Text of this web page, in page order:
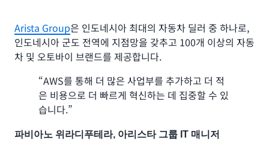
은 물론 사용자에게 더 많은 기능을 제공할 수 있
게 되었습니다. 고객을 위해 데이터를 신속하게
처리하려면 AWS가 필요합니다. Amazon EC2
덕분에 응답 시간이 확실히 개선되었습니다.”
파스칼 뷰크너, IATA IT 서비스 디렉터 겸 CIO
사례 보기 »
너지 옵션을 공급하는 오스트레일리아의 주요 에너지 공급업
체입니다.
“Origin Energy는 고객에게 더 나은 서비스를
제공할 수 있는 향상된 유연성과 민첩성을 제공
하기 위해 클라우드로 전환하고 있습니다. 이 과
정에서 맞닥뜨린 문제는 구형 레거시 Windows
션입니다. 이러한 애플리케이션의 전략적 특성과
“우리는 데이터세트 수를 늘리고 싶고, 운영 측
면보다는 사용자 경험 개선에 초점을 맞추고 있
데, 그것이 우리가 원하는 방향입니다.”
스텐 크리스텐슨, 시니어 팀 리더, SEED
사례 보기 »
Arista Group은 인도네시아 최대의 자동차 딜러 중 하나로,
인도네시아 군도 전역에 지점망을 갖추고 100개 이상의 자동
차 및 오토바이 브랜드를 제공합니다.
“AWS를 통해 더 많은 사업부를 추가하고 더 적
은 비용으로 더 빠르게 혁신하는 데 집중할 수 있
습니다.”
파비아노 위라디푸테라, 아리스타 그룹 IT 매니저